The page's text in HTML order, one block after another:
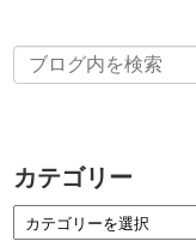
カテゴリー